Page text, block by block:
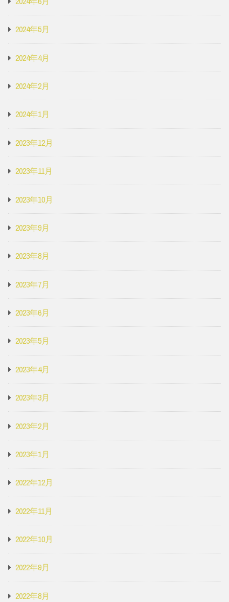
2024年5月
2024年4月
2024年2月
2024年1月
2023年12月
2023年11月
2023年10月
2023年9月
2023年8月
2023年7月
2023年6月
2023年5月
2023年4月
2023年3月
2023年2月
2023年1月
2022年12月
2022年11月
2022年10月
2022年9月
2022年8月